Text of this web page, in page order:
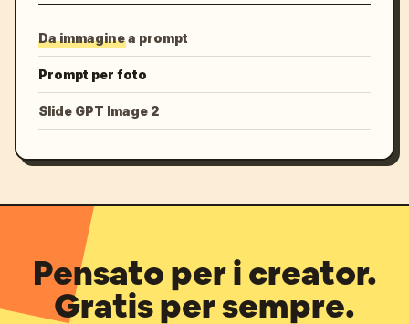
Da immagine a prompt
Prompt per foto
Slide GPT Image 2
Pensato per i creator.
Gratis per sempre.